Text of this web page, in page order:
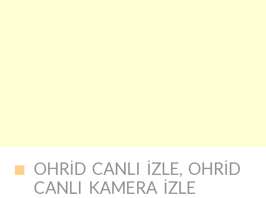
OHRID CANLI İZLE, OHRID
CANLI KAMERA İZLE